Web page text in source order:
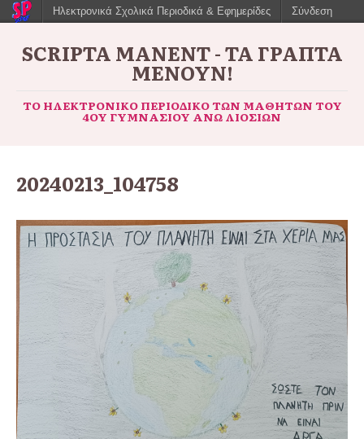
SCRIPTA MANENT - ΤΑ ΓΡΑΠΤΆ
ΜΈΝΟΥΝ!
ΤΟ ΗΛΕΚΤΡΟΝΙΚΌ ΠΕΡΙΟΔΙΚΌ ΤΩΝ ΜΑΘΗΤΏΝ ΤΟΥ
4ΟΥ ΓΥΜΝΑΣΊΟΥ ΆΝΩ ΛΙΟΣΊΩΝ
20240213_104758
Ηλεκτρονικά Σχολικά Περιοδικά & Εφημερίδες Σύνδεση